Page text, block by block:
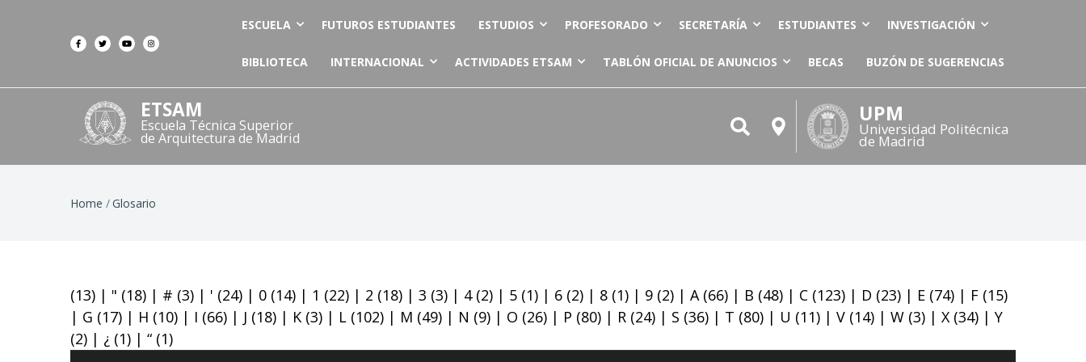
ESCUELA FUTUROS ESTUDIANTES ESTUDIOS PROFESORADO SECRETARÍA ESTUDIANTES INVESTIGACIÓN
BIBLIOTECA INTERNACIONAL ACTIVIDADES ETSAM TABLÓN OFICIAL DE ANUNCIOS BECAS BUZÓN DE SUGERENCIAS
ETSAM
Escuela Técnica Superior
de Arquitectura de Madrid
UPM
Universidad Politécnica
de Madrid
Breadcrumb
Home Glosario
(13) | " (18) | # (3) | ' (24) | 0 (14) | 1 (22) | 2 (18) | 3 (3) | 4(2) | 5 (1) | 6 (2) | 8 (1) | 9 (2) | A(66) | B (48) | C (123) | D (23) | E (74) | F (15)
| G (17) | H (10) | I (66) | J (18) | K (3) | L (102) | M (49) | N (9) | O (26) | P (80) | R (24) | S (36) | T (80) | U (11) | V (14) | W (3) | X (34) | Y
(2) | ¿ (1) | “ (1)